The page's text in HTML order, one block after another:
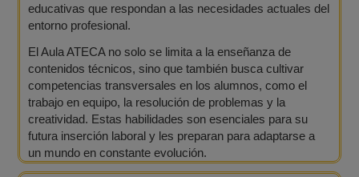
educativas que respondan a las necesidades actuales del
entorno profesional.
El Aula ATECA no solo se limita a la enseñanza de
contenidos técnicos, sino que también busca cultivar
competencias transversales en los alumnos, como el
trabajo en equipo, la resolución de problemas y la
creatividad. Estas habilidades son esenciales para su
futura inserción laboral y les preparan para adaptarse a
un mundo en constante evolución.